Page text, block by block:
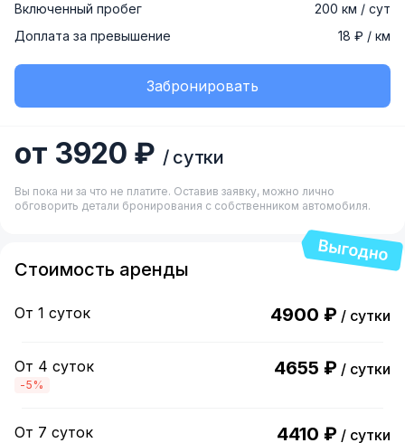
Включенный пробег
200 км / сут
Доплата за превышение
18 ₽ / км
Забронировать
от 3920 ₽ / сутки
Вы пока ни за что не платите. Оставив заявку, можно лично
обговорить детали бронирования с собственником автомобиля.
Стоимость аренды
От 1 суток 4900 ₽ / сутки
От 4 суток
-5%
4655 ₽ / сутки
От 7 суток 4410 ₽ / сутки